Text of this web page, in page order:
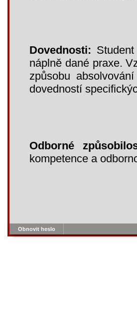
Dovednosti:
náplně dané praxe.
způsobu
dovedností
Odborné
kompetence a
Obnovit heslo